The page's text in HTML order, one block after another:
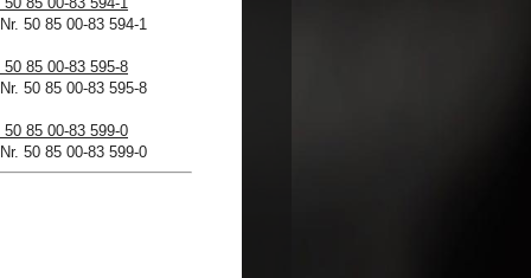
85 00-83 595-8
85 00-83 599-0